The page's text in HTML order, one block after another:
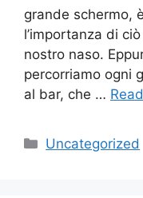
grande schermo,
l’importanza di
nostro naso.
percorriamo ogni
al bar, che …
Categories
Uncategorized